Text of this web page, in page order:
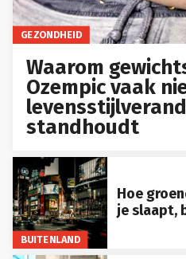
GEZONDHEID
Waarom
Ozempic vaak
standhoudt
BUITENLAND
Hoe
je slaapt,